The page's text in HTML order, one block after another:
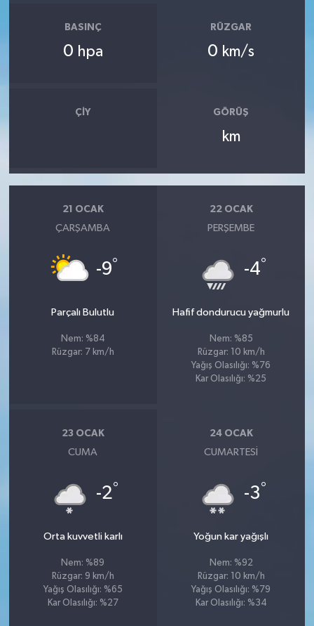
BASINÇ
0 hpa
RÜZGAR
0 km/s
ÇIY GÖRÜŞ
km
21 OCAK
ÇARŞAMBA
-9°
Parçalı Bulutlu
Nem: %84
Rüzgar: 7 km/h
22 OCAK
PERŞEMBE
-4°
Hafif dondurucu yağmurlu
Nem: %85
Rüzgar: 10 km/h
Yağış Olasılığı: %76
Kar Olasılığı: %25
23 OCAK
CUMA
-2°
Orta kuvvetli karlı
Nem: %89
Rüzgar: 9 km/h
Yağış Olasılığı: %65
Kar Olasılığı: %27
24 OCAK
CUMARTESI
-3°
Yoğun kar yağışlı
Nem: %92
Rüzgar: 10 km/h
Yağış Olasılığı: %79
Kar Olasılığı: %34